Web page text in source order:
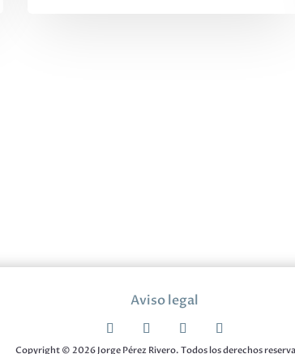
Aviso legal
Copyright © 2026 Jorge Pérez Rivero. Todos los derechos